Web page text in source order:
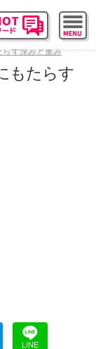
らす深みと重み
もたらす
LINE